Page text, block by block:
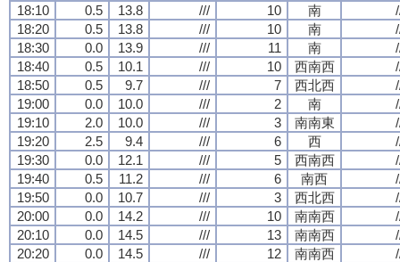
18:10
0.5 13.8 /// 10 南
18:20
0.5 13.8 /// 10 南
18:30
0.0 13.9 /// 11 南
18:40
0.5 10.1 /// 10 西南西
18:50
0.5 9.7 /// 7 西北西
19:00
0.0 10.0 /// 2 南
19:10
2.0 10.0 /// 3 南南東
19:20
2.5 9.4 /// 6 西
19:30
0.0 12.1 /// 5 西南西
19:40
0.5 11.2 /// 6 南西
19:50
0.0 10.7 /// 3 西北西
20:00
0.0 14.2 /// 10 南南西
20:10
0.0 14.5 /// 13 南南西
20:20
0.0 14.5 /// 12 南南西